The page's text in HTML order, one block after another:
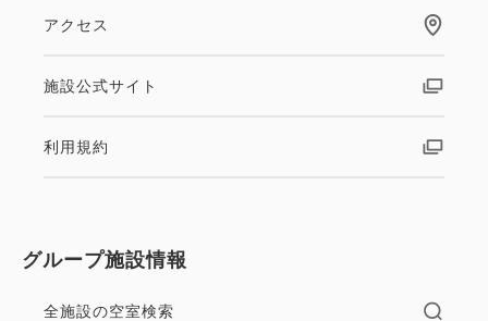
ートフォンの場合はアイコン）お手続きください。
※藤田観光グループの会員プログラムは、2022年4月
WAON」より「THE FUJITA MEMBERS」にリニュ
アクセス
施設公式サイト
利用規約
グループ施設情報
全施設の空室検索